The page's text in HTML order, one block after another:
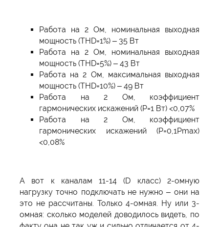
Работа на 2 Ом, номинальная выходная
мощность (THD=1%) – 35 Вт
Работа на 2 Ом, номинальная выходная
мощность (THD=5%) – 43 Вт
Работа на 2 Ом, максимальная выходная
мощность (THD=10%) – 49 Вт
Работа на 2 Ом, коэффициент
гармонических искажений (P=1 Вт) <0,07%
Работа на 2 Ом, коэффициент
гармонических искажений (P=0,1Pmax)
<0,08%
А вот к каналам 11-14 (D класс) 2-омную
нагрузку точно подключать не нужно – они на
это не рассчитаны. Только 4-омная. Ну или 3-
омная: сколько моделей доводилось видеть, по